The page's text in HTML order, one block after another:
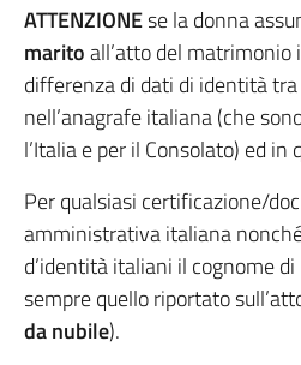
ATTENZIONEse la donna
maritoall’atto del matrimonio
differenza di dati di identità
nell’anagrafe italiana (che
l’Italia e per il Consolato) ed in
Per qualsiasi certificazione/
amministrativa italiana
d’identità italiani il cognome
sempre quello riportato
da nubile).